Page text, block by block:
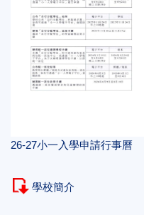
26-27小一入學申請行事曆
學校簡介